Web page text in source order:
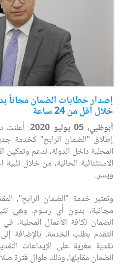
إصدار خطابات الضمان مجاناً
خلال أقل من 24 ساعة
أبوظبي، 05 يوليو 2020
: أعلنت
إطلاق "الضمان الرابح" كخدمة
المحلية داخل الدولة، لدعم
الاستثنائية الحالية، من خلال تلبية
ويسر.
وتعتبر خدمة "الضمان الرابح"،
مجانية، بدون أي رسوم. وهي
التقدم بطلب الخدمة،
نقدية مغرية على الإيداعات
الضمان مقابلها، وذلك طوال فترة